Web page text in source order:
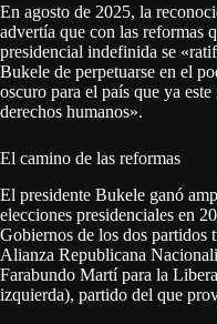
En agosto de 2025, la
advertía que con las reformas
presidencial indefinida se
Bukele de perpetuarse en el
oscuro para el país que ya
derechos humanos».
El camino de las reformas
El presidente Bukele ganó
elecciones presidenciales en
Gobiernos de los dos partidos
Alianza Republicana
Farabundo Martí para la
izquierda), partido del que